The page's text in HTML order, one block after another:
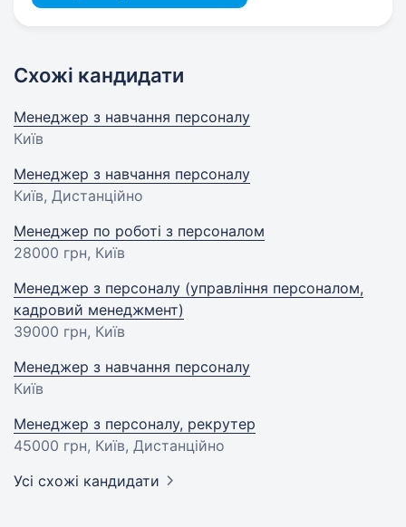
Схожі кандидати
Менеджер з навчання персоналу
Київ
Менеджер з навчання персоналу
Київ, Дистанційно
Менеджер по роботі з персоналом
28000 грн, Київ
Менеджер з персоналу (управління персоналом,
кадровий менеджмент)
39000 грн, Київ
Менеджер з навчання персоналу
Київ
Менеджер з персоналу, рекрутер
45000 грн, Київ, Дистанційно
Усі схожі кандидати